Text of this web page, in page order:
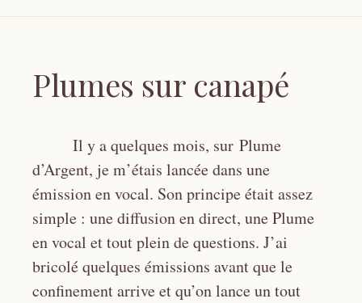
Plumes sur canapé
Il y a quelques mois, sur Plume
d’Argent, je m’étais lancée dans une
émission en vocal. Son principe était assez
simple : une diffusion en direct, une Plume
en vocal et tout plein de questions. J’ai
bricolé quelques émissions avant que le
confinement arrive et qu’on lance un tout